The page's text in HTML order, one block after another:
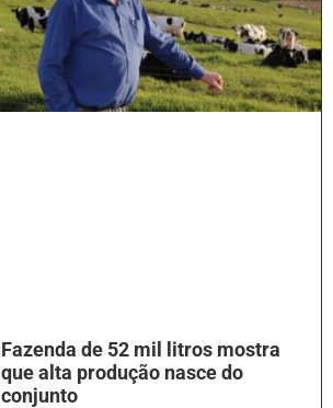
Fazenda de 52 mil litros mostra
que alta produção nasce do
conjunto